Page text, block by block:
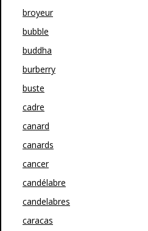
broyeur
bubble
buddha
burberry
buste
cadre
canard
canards
cancer
candélabre
candelabres
caracas